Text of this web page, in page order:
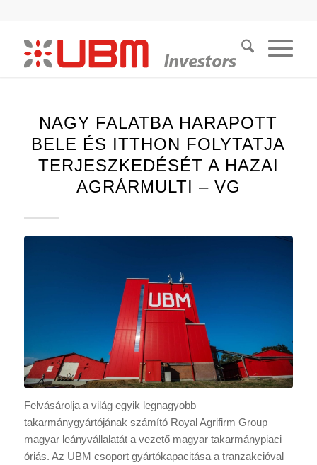
NAGY FALATBA HARAPOTT
BELE ÉS ITTHON FOLYTATJA
TERJESZKEDÉSÉT A HAZAI
AGRÁRMULTI – VG
Felvásárolja a világ egyik legnagyobb
takarmánygyártójának számító Royal Agrifirm Group
magyar leányvállalatát a vezető magyar takarmánypiaci
óriás. Az UBM csoport gyártókapacitása a tranzakcióval